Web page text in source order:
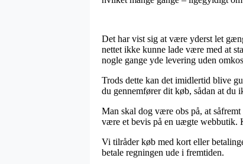
Det har vist sig at være yderst let
nettet ikke kunne lade være med at
nogle gange yde levering uden
Trods dette kan det imidlertid blive
du gennemfører dit køb, sådan at du
Man skal dog være obs på, at
være et bevis på en uægte webbutik.
Vi tilråder køb med kort eller
betale regningen ude i fremtiden.